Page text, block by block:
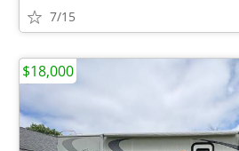
7/15
$18,000